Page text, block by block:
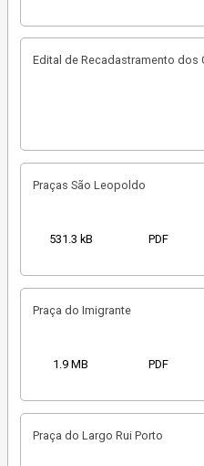
Edital de Recadastramento dos
Praças São Leopoldo
531.3 kB PDF
Praça do Imigrante
1.9 MB PDF
Praça do Largo Rui Porto